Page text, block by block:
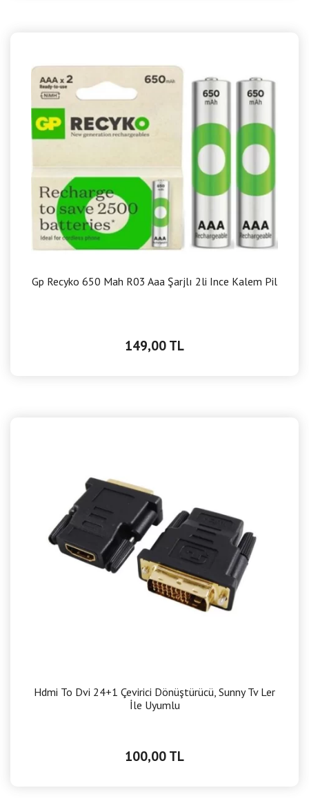
Gp Recyko 650 Mah R03 Aaa Şarjlı 2li Ince Kalem Pil
149,00 TL
Hdmi To Dvi 24+1 Çevirici Dönüştürücü, Sunny Tv Ler
İle Uyumlu
100,00 TL